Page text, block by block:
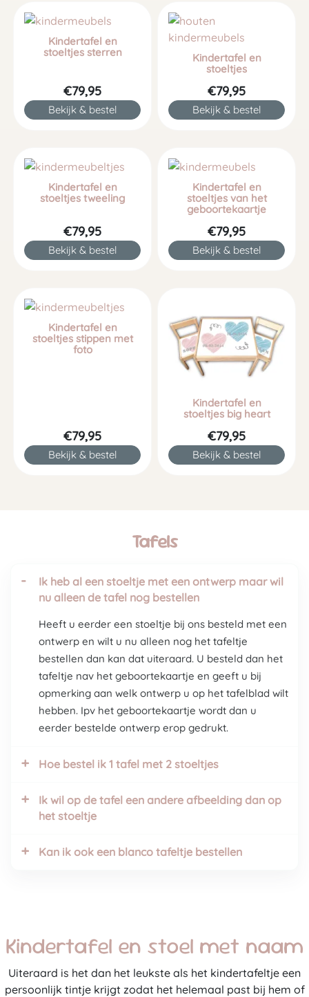
Kindertafel en
stoeltjes sterren
€79,95
Bekijk & bestel
Kindertafel en
stoeltjes
€79,95
Bekijk & bestel
Kindertafel en
stoeltjes tweeling
€79,95
Bekijk & bestel
Kindertafel en
stoeltjes van het
geboortekaartje
€79,95
Bekijk & bestel
Kindertafel en
stoeltjes stippen met
foto
€79,95
Bekijk & bestel
Kindertafel en
stoeltjes big heart
€79,95
Bekijk & bestel
Tafels
-
Ik heb al een stoeltje met een ontwerp maar wil
nu alleen de tafel nog bestellen
Heeft u eerder een stoeltje bij ons besteld met een
ontwerp en wilt u nu alleen nog het tafeltje
bestellen dan kan dat uiteraard. U besteld dan het
tafeltje nav het geboortekaartje en geeft u bij
opmerking aan welk ontwerp u op het tafelblad wilt
hebben. Ipv het geboortekaartje wordt dan u
eerder bestelde ontwerp erop gedrukt.
+ Hoe bestel ik 1 tafel met 2 stoeltjes
+
Ik wil op de tafel een andere afbeelding dan op
het stoeltje
+ Kan ik ook een blanco tafeltje bestellen
Kindertafel en stoel met naam
Uiteraard is het dan het leukste als het kindertafeltje een
persoonlijk tintje krijgt zodat het helemaal past bij hem of